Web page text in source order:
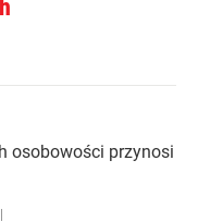
osobowości przynosi